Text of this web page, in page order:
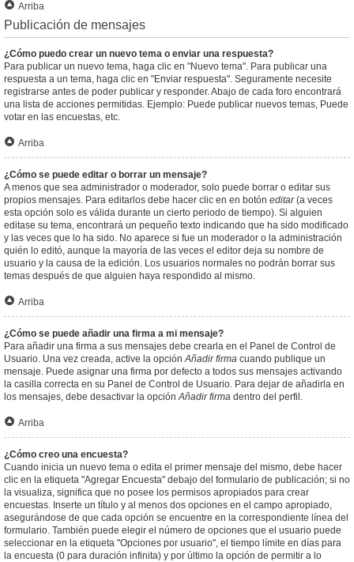
Arriba
Publicación de mensajes
¿Cómo puedo crear un nuevo tema o enviar una respuesta?
Para publicar un nuevo tema, haga clic en "Nuevo tema". Para publicar una
respuesta a un tema, haga clic en "Enviar respuesta". Seguramente necesite
registrarse antes de poder publicar y responder. Abajo de cada foro encontrará
una lista de acciones permitidas. Ejemplo: Puede publicar nuevos temas, Puede
votar en las encuestas, etc.
Arriba
¿Cómo se puede editar o borrar un mensaje?
A menos que sea administrador o moderador, solo puede borrar o editar sus
propios mensajes. Para editarlos debe hacer clic en en botón editar(a veces
esta opción solo es válida durante un cierto periodo de tiempo). Si alguien
editase su tema, encontrará un pequeño texto indicando que ha sido modificado
y las veces que lo ha sido. No aparece si fue un moderador o la administración
quién lo editó, aunque la mayoría de las veces el editor deja su nombre de
usuario y la causa de la edición. Los usuarios normales no podrán borrar sus
temas después de que alguien haya respondido al mismo.
Arriba
¿Cómo se puede añadir una firma a mi mensaje?
Para añadir una firma a sus mensajes debe crearla en el Panel de Control de
Usuario. Una vez creada, active la opciónAñadir firma cuando publique un
mensaje. Puede asignar una firma por defecto a todos sus mensajes activando
la casilla correcta en su Panel de Control de Usuario. Para dejar de añadirla en
los mensajes, debe desactivar la opciónAñadir firma dentro del perfil.
Arriba
¿Cómo creo una encuesta?
Cuando inicia un nuevo tema o edita el primer mensaje del mismo, debe hacer
clic en la etiqueta "Agregar Encuesta" debajo del formulario de publicación; si no
la visualiza, significa que no posee los permisos apropiados para crear
encuestas. Inserte un título y al menos dos opciones en el campo apropiado,
asegurándose de que cada opción se encuentre en la correspondiente línea del
formulario. También puede elegir el número de opciones que el usuario puede
seleccionar en la etiqueta "Opciones por usuario", el tiempo límite en días para
la encuesta (0 para duración infinita) y por último la opción de permitir a lo